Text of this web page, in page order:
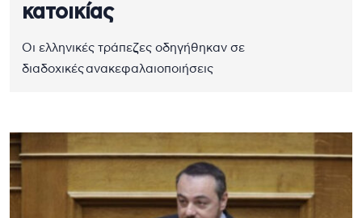
κατοικίας
Οι ελληνικές τράπεζες οδηγήθηκαν σε
διαδοχικές ανακεφαλαιοποιήσεις